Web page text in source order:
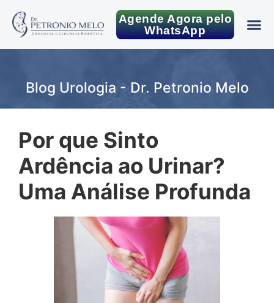
Agende Agora pelo
WhatsApp
Blog Urologia - Dr. Petronio Melo
Por que Sinto
Ardência ao Urinar?
Uma Análise Profunda